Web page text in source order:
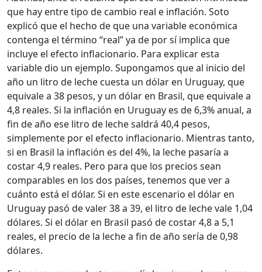
que hay entre tipo de cambio real e inflación. Soto
explicó que el hecho de que una variable económica
contenga el término “real” ya de por sí implica que
incluye el efecto inflacionario. Para explicar esta
variable dio un ejemplo. Supongamos que al inicio del
año un litro de leche cuesta un dólar en Uruguay, que
equivale a 38 pesos, y un dólar en Brasil, que equivale a
4,8 reales. Si la inflación en Uruguay es de 6,3% anual, a
fin de año ese litro de leche saldrá 40,4 pesos,
simplemente por el efecto inflacionario. Mientras tanto,
si en Brasil la inflación es del 4%, la leche pasaría a
costar 4,9 reales. Pero para que los precios sean
comparables en los dos países, tenemos que ver a
cuánto está el dólar. Si en este escenario el dólar en
Uruguay pasó de valer 38 a 39, el litro de leche vale 1,04
dólares. Si el dólar en Brasil pasó de costar 4,8 a 5,1
reales, el precio de la leche a fin de año sería de 0,98
dólares.